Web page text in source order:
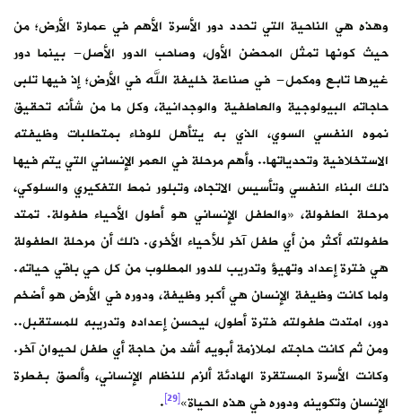
وهذه هي الناحية التي تحدد دور الأسرة الأهم في عمارة الأرض؛ من
حيث كونها تمثل المحضن الأول، وصاحب الدور الأصل- بينما دور
غيرها تابع ومكمل- في صناعة خليفة الله في الأرض؛ إذ فيها تلبى
حاجاته البيولوجية والعاطفية والوجدانية، وكل ما من شأنه تحقيق
نموه النفسي السوي، الذي به يتأهل للوفاء بمتطلبات وظيفته
الاستخلافية وتحدياتها.. وأهم مرحلة في العمر الإنساني التي يتم فيها
ذلك البناء النفسي وتأسيس الاتجاه، وتبلور نمط التفكيري والسلوكي،
مرحلة الطفولة، «والطفل الإنساني هو أطول الأحياء طفولة. تمتد
طفولته أكثر من أي طفل آخر للأحياء الأخرى. ذلك أن مرحلة الطفولة
هي فترة إعداد وتهيؤ وتدريب للدور المطلوب من كل حي باقي حياته.
ولما كانت وظيفة الإنسان هي أكبر وظيفة، ودوره في الأرض هو أضخم
دور، امتدت طفولته فترة أطول، ليحسن إعداده وتدريبه للمستقبل..
ومن ثم كانت حاجته لملازمة أبويه أشد من حاجة أي طفل لحيوان آخر.
وكانت الأسرة المستقرة الهادئة ألزم للنظام الإنساني، وألصق بفطرة
الإنسان وتكوينه ودوره في هذه الحياة»[29]
.